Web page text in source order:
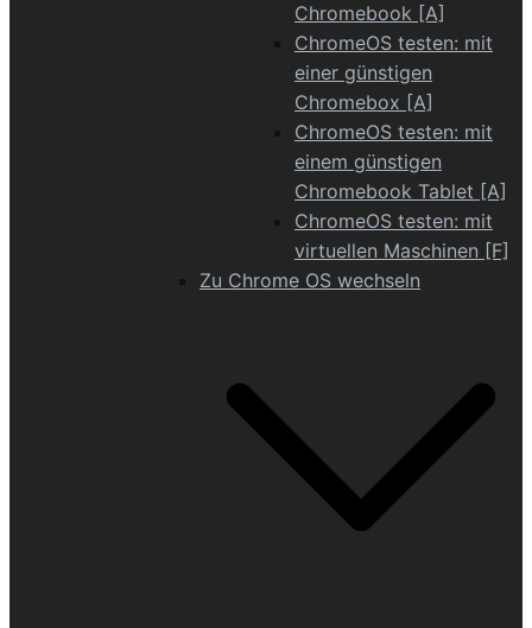
Chromebook [A]
ChromeOS testen: mit
einer günstigen
Chromebox [A]
ChromeOS testen: mit
einem günstigen
Chromebook Tablet [A]
ChromeOS testen: mit
virtuellen Maschinen [F]
Zu Chrome OS wechseln